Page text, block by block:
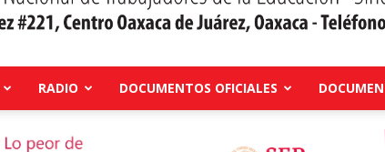
RADIO DOCUMENTOS OFICIALES